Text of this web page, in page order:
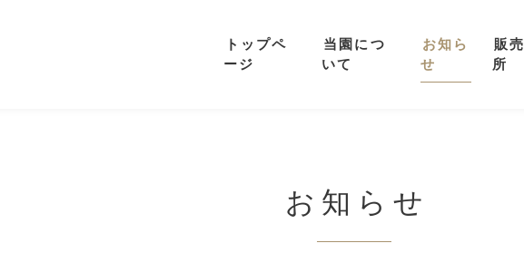
トップペ
ージ
当園につ
いて
お知ら
せ
販売
所
お知らせ